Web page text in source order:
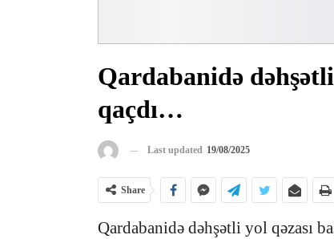
Qardabanidə
qaçdı…
Last updated 19/08/2025
Share
Qardabanidə dəhşətli yol qəzası